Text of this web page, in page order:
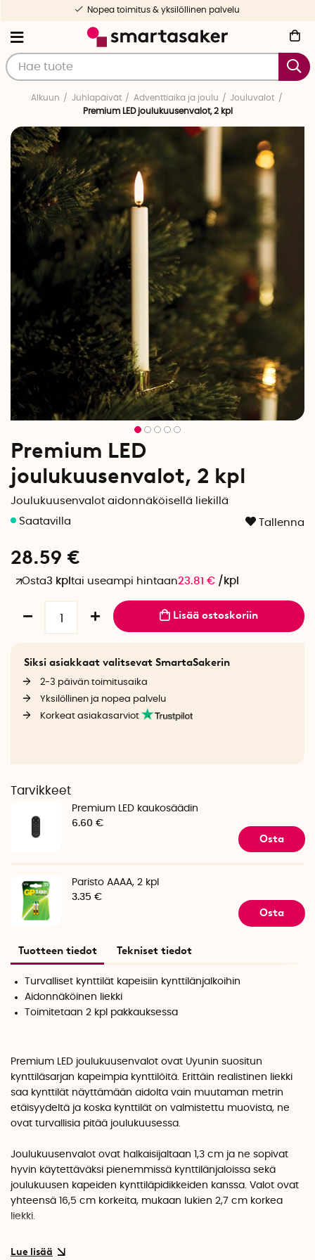
Nopea toimitus & yksilöllinen palvelu
Alkuun Juhlapäivät Adventtiaika ja joulu
Jouluvalot
Premium LED joulukuusenvalot, 2 kpl
Premium LED
joulukuusenvalot, 2 kpl
Joulukuusenvalot aidonnäköisellä liekillä
Tallenna
28.59 €
Osta3 kpl tai useampi hintaan23.81 € / kpl
Lisää ostoskoriin
Siksi asiakkaat valitsevat SmartaSakerin
2-3 päivän toimitusaika
Yksilöllinen ja nopea palvelu
Korkeat asiakasarviot
Tarvikkeet
Premium LED kaukosäädin
6.60 €
Osta
Paristo AAAA, 2 kpl
3.35 €
Osta
Tuotteen tiedot Tekniset tiedot
Turvalliset kynttilät kapeisiin kynttilänjalkoihin
Aidonnäköinen liekki
Toimitetaan 2 kpl pakkauksessa
Premium LED joulukuusenvalot ovat Uyunin suositun
kynttiläsarjan kapeimpia kynttilöitä. Erittäin realistinen liekki
saa kynttilät näyttämään aidolta vain muutaman metrin
etäisyydeltä ja koska kynttilät on valmistettu muovista, ne
ovat turvallisia pitää joulukuusessa.
Joulukuusenvalot ovat halkaisijaltaan 1,3 cm ja ne sopivat
hyvin käytettäväksi pienemmissä kynttilänjaloissa sekä
joulukuusen kapeiden kynttiläpidikkeiden kanssa. Valot ovat
yhteensä 16,5 cm korkeita, mukaan lukien 2,7 cm korkea
liekki.
Jokainen Premium LED joulukuusenvalo toimii 2 kpl AAAA-